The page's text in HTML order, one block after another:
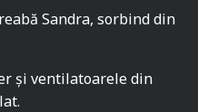
Sandra, sorbind din
și ventilatoarele din